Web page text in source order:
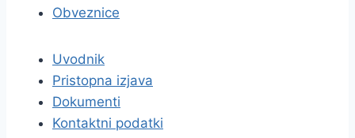
Obveznice
Uvodnik
Pristopna izjava
Dokumenti
Kontaktni podatki